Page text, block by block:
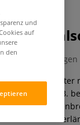
0 Bewertungen
Halter
Arbeiten, z. B.
80 mm,
kann die
und
auf
den